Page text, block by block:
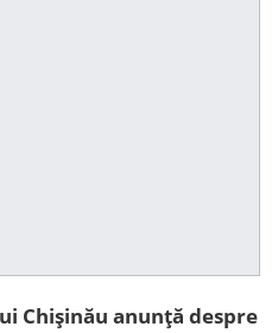
Chișinău anunță despre